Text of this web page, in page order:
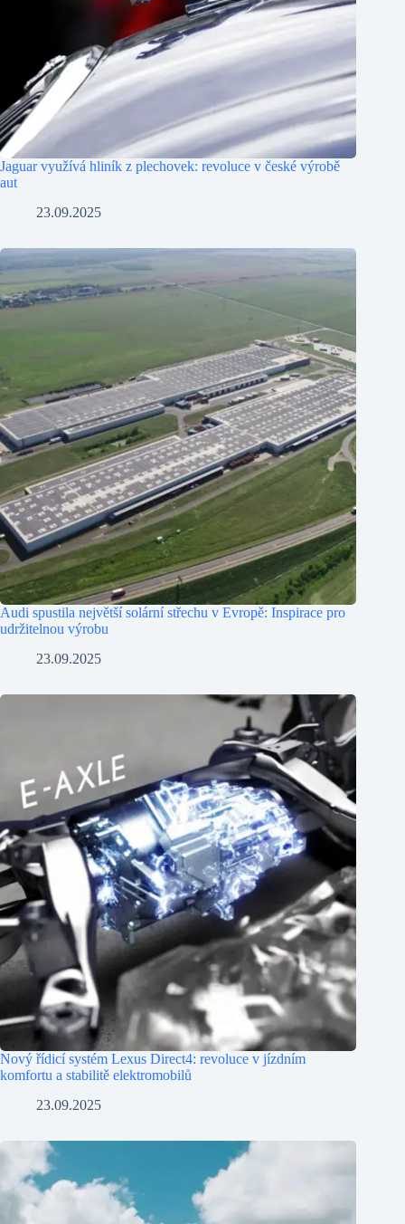
Jaguar využívá hliník z plechovek: revoluce v české výrobě
aut
23.09.2025
Audi spustila největší solární střechu v Evropě: Inspirace pro
udržitelnou výrobu
23.09.2025
Nový řídicí systém Lexus Direct4: revoluce v jízdním
komfortu a stabilitě elektromobilů
23.09.2025